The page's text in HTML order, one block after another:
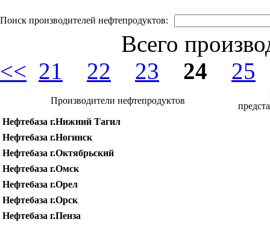
Поиск производителей нефтепродуктов:
Всего
<< 21 22 23 24 25
Производители нефтепродуктов
Нефтебаза г.Нижний Тагил
Нефтебаза г.Ногинск
Нефтебаза г.Октябрьский
Нефтебаза г.Омск
Нефтебаза г.Орел
Нефтебаза г.Орск
Нефтебаза г.Пенза